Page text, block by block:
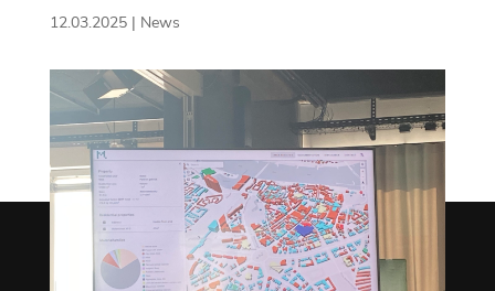
12.03.2025| News